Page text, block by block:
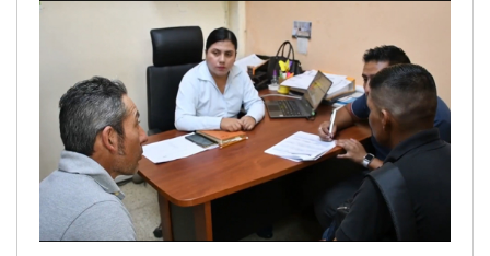
2017
Protección de Derechos
Empresa Pública de Vivienda
2021
2020
2017
CPCCS